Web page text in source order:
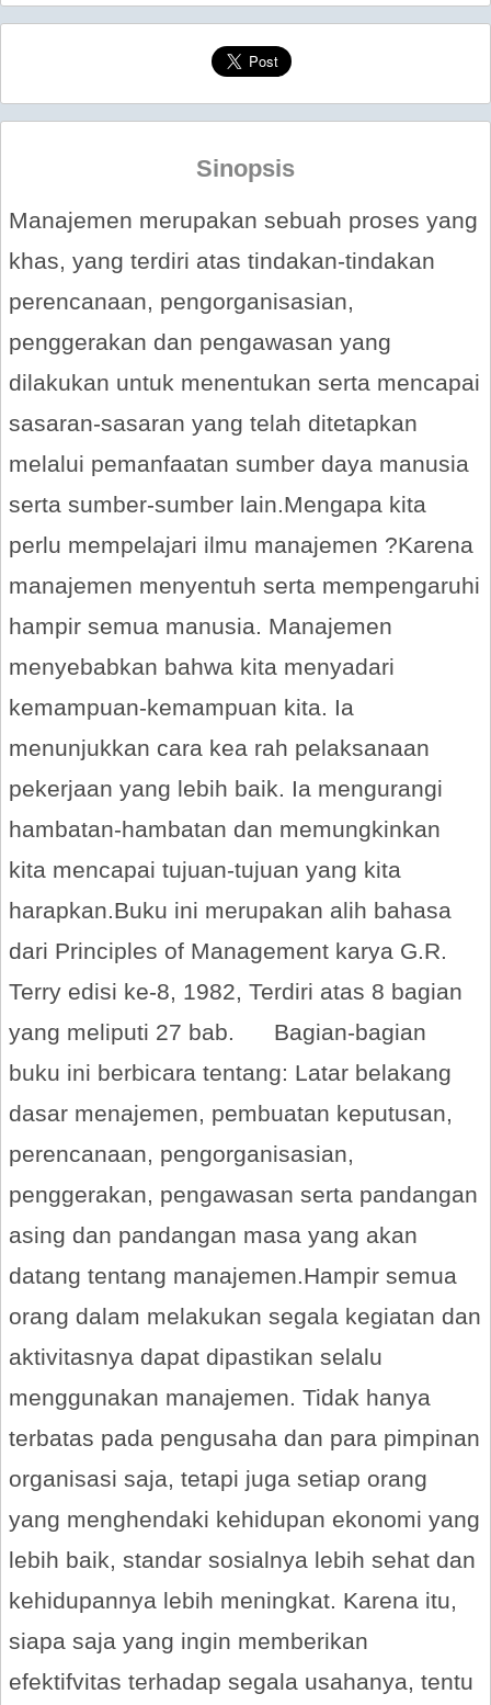
Sinopsis
Manajemen merupakan sebuah proses yang
khas, yang terdiri atas tindakan-tindakan
perencanaan, pengorganisasian,
penggerakan dan pengawasan yang
dilakukan untuk menentukan serta mencapai
sasaran-sasaran yang telah ditetapkan
melalui pemanfaatan sumber daya manusia
serta sumber-sumber lain.Mengapa kita
perlu mempelajari ilmu manajemen ?Karena
manajemen menyentuh serta mempengaruhi
hampir semua manusia. Manajemen
menyebabkan bahwa kita menyadari
kemampuan-kemampuan kita. Ia
menunjukkan cara kea rah pelaksanaan
pekerjaan yang lebih baik. Ia mengurangi
hambatan-hambatan dan memungkinkan
kita mencapai tujuan-tujuan yang kita
harapkan.Buku ini merupakan alih bahasa
dari Principles of Management karya G.R.
Terry edisi ke-8, 1982, Terdiri atas 8 bagian
yang meliputi 27 bab. Bagian-bagian
buku ini berbicara tentang: Latar belakang
dasar menajemen, pembuatan keputusan,
perencanaan, pengorganisasian,
penggerakan, pengawasan serta pandangan
asing dan pandangan masa yang akan
datang tentang manajemen.Hampir semua
orang dalam melakukan segala kegiatan dan
aktivitasnya dapat dipastikan selalu
menggunakan manajemen. Tidak hanya
terbatas pada pengusaha dan para pimpinan
organisasi saja, tetapi juga setiap orang
yang menghendaki kehidupan ekonomi yang
lebih baik, standar sosialnya lebih sehat dan
kehidupannya lebih meningkat. Karena itu,
siapa saja yang ingin memberikan
efektifvitas terhadap segala usahanya, tentu